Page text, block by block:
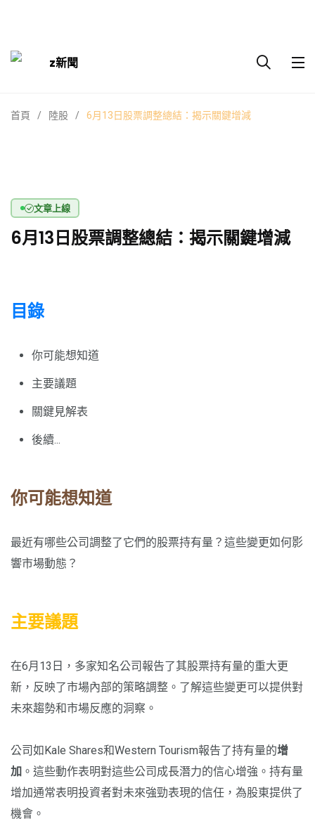
z新聞
首頁 陸股 6月13日股票調整總結：揭示關鍵增減
文章上線
6月13日股票調整總結：揭示關鍵增減
目錄
你可能想知道
主要議題
關鍵見解表
後續...
你可能想知道
最近有哪些公司調整了它們的股票持有量？這些變更如何影
響市場動態？
主要議題
在6月13日，多家知名公司報告了其股票持有量的重大更
新，反映了市場內部的策略調整。了解這些變更可以提供對
未來趨勢和市場反應的洞察。
公司如Kale Shares和Western Tourism報告了持有量的增
加 。這些動作表明對這些公司成長潛力的信心增強。持有量
增加通常表明投資者對未來強勁表現的信任，為股東提供了
機會。